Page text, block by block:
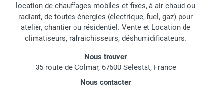
location de chauffages mobiles et fixes, à air chaud ou
radiant, de toutes énergies (électrique, fuel, gaz) pour
atelier, chantier ou résidentiel. Vente et Location de
climatiseurs, rafraichisseurs, déshumidificateurs.
Nous trouver
35 route de Colmar, 67600 Sélestat, France
Nous contacter